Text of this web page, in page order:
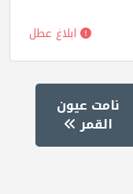
ابلاغ عطل
نامت عيون
القمر